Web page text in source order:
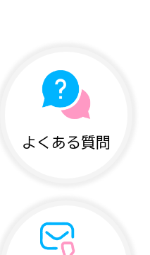
よくある質問